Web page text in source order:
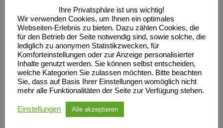
Veranstaltungsorganisation
Außerdem:
– Selbstständiges und organisiertes Arbeiten
– Kommunikative, freundliche und offene Art
– Teamfähigkeit
– Gepflegtes Erscheinungsbild und sehr gute
Umgangsformen
Ihre Privatsphäre ist uns wichtig!
Wir verwenden Cookies, um Ihnen ein optimales
Webseiten-Erlebnis zu bieten. Dazu zählen Cookies, die
für den Betrieb der Seite notwendig sind, sowie solche, die
lediglich zu anonymen Statistikzwecken, für
Komforteinstellungen oder zur Anzeige personalisierter
Inhalte genutzt werden. Sie können selbst entscheiden,
welche Kategorien Sie zulassen möchten. Bitte beachten
Sie, dass auf Basis Ihrer Einstellungen womöglich nicht
mehr alle Funktionalitäten der Seite zur Verfügung stehen.
Einstellungen Alle akzeptieren